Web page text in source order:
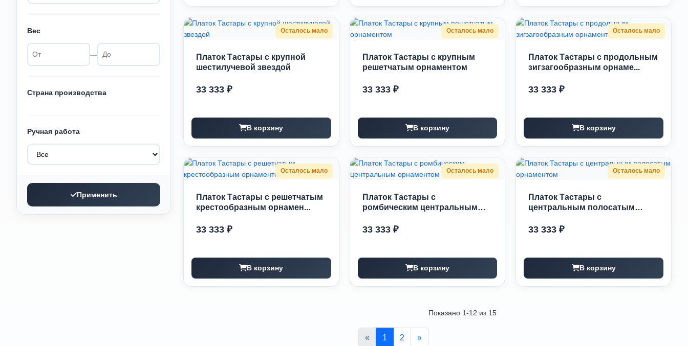
Вес
—
Страна производства
Ручная работа
Применить
Осталось мало
Платок Тастары с крупной
шестилучевой звездой
33 333 ₽
В корзину
Осталось мало
Платок Тастары с крупным
решетчатым орнаментом
33 333 ₽
В корзину
Осталось мало
Платок Тастары с продольным
зигзагообразным орнаме...
33 333 ₽
В корзину
Осталось мало
Платок Тастары с решетчатым
крестообразным орнамен...
33 333 ₽
В корзину
Осталось мало
Платок Тастары с
ромбическим центральным
33 333 ₽
В корзину
Осталось мало
Платок Тастары с
центральным полосатым
33 333 ₽
В корзину
« 1 2 »
Показано 1-12 из 15